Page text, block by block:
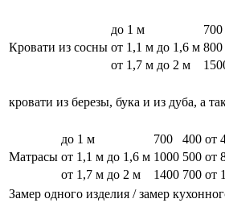
Кровати из сосны
до 1 м 700
от 1,1 м до 1,6 м 800
от 1,7 м до 2 м
кровати из березы, бука и из дуба, а
Матрасы
до 1 м 700 400 от
от 1,1 м до 1,6 м 1000 500 от
от 1,7 м до 2 м
1400 700 от
Замер одного изделия / замер